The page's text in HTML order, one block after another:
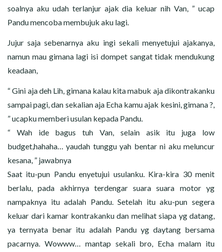
soalnya aku udah terlanjur ajak dia keluar nih Van, ” ucap
Pandu mencoba membujuk aku lagi.
Jujur saja sebenarnya aku ingi sekali menyetujui ajakanya,
namun mau gimana lagi isi dompet sangat tidak mendukung
keadaan,
“ Gini aja deh Lih, gimana kalau kita mabuk aja dikontrakanku
sampai pagi, dan sekalian aja Echa kamu ajak kesini, gimana ?,
” ucapku memberi usulan kepada Pandu.
“ Wah ide bagus tuh Van, selain asik itu juga low
budget,hahaha… yaudah tunggu yah bentar ni aku meluncur
kesana, ” jawabnya
Saat itu-pun Pandu enyetujui usulanku. Kira-kira 30 menit
berlalu, pada akhirnya terdengar suara suara motor yg
nampaknya itu adalah Pandu. Setelah itu aku-pun segera
keluar dari kamar kontrakanku dan melihat siapa yg datang,
ya ternyata benar itu adalah Pandu yg daytang bersama
pacarnya. Wowww… mantap sekali bro, Echa malam itu